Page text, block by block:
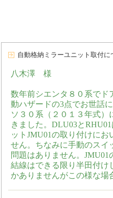
自動格納ミラーユニット取付に
八木澤 様
数年前シエンタ８０系でド
動ハザードの3点でお世話
ソ３０系（２０１３年式）
きました。DLU03と
ットJMU01の取り付けに
せん。ちなみに手動のスイ
問題はありません。
結線はできる限り半田付け
かありませんがこの様な場